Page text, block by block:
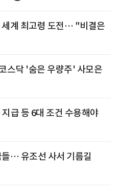
세계 최고령 도전… "비결은
스닥 '숨은 우량주' 사모은
급 등 6대 조건 수용해야
… 유조선 사서 기름길